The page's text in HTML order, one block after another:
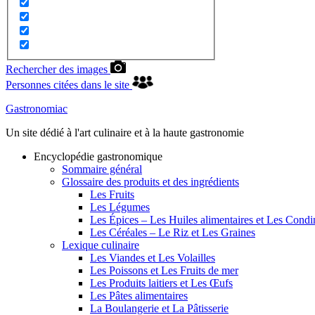
Rechercher des images
Personnes citées dans le site
Gastronomiac
Un site dédié à l'art culinaire et à la haute gastronomie
Encyclopédie gastronomique
Sommaire général
Glossaire des produits et des ingrédients
Les Fruits
Les Légumes
Les Épices – Les Huiles alimentaires et Les
Les Céréales – Le Riz et Les Graines
Lexique culinaire
Les Viandes et Les Volailles
Les Poissons et Les Fruits de mer
Les Produits laitiers et Les Œufs
Les Pâtes alimentaires
La Boulangerie et La Pâtisserie